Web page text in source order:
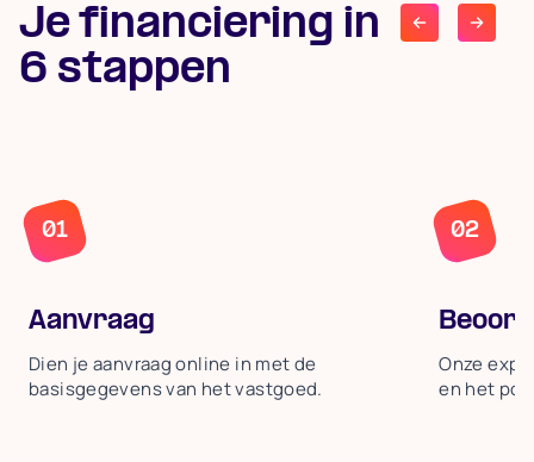
Je financiering in
6 stappen
01
01
Aanvraag
Dien je aanvraag online in met de
basisgegevens van het vastgoed.
01
02
Onze
en het